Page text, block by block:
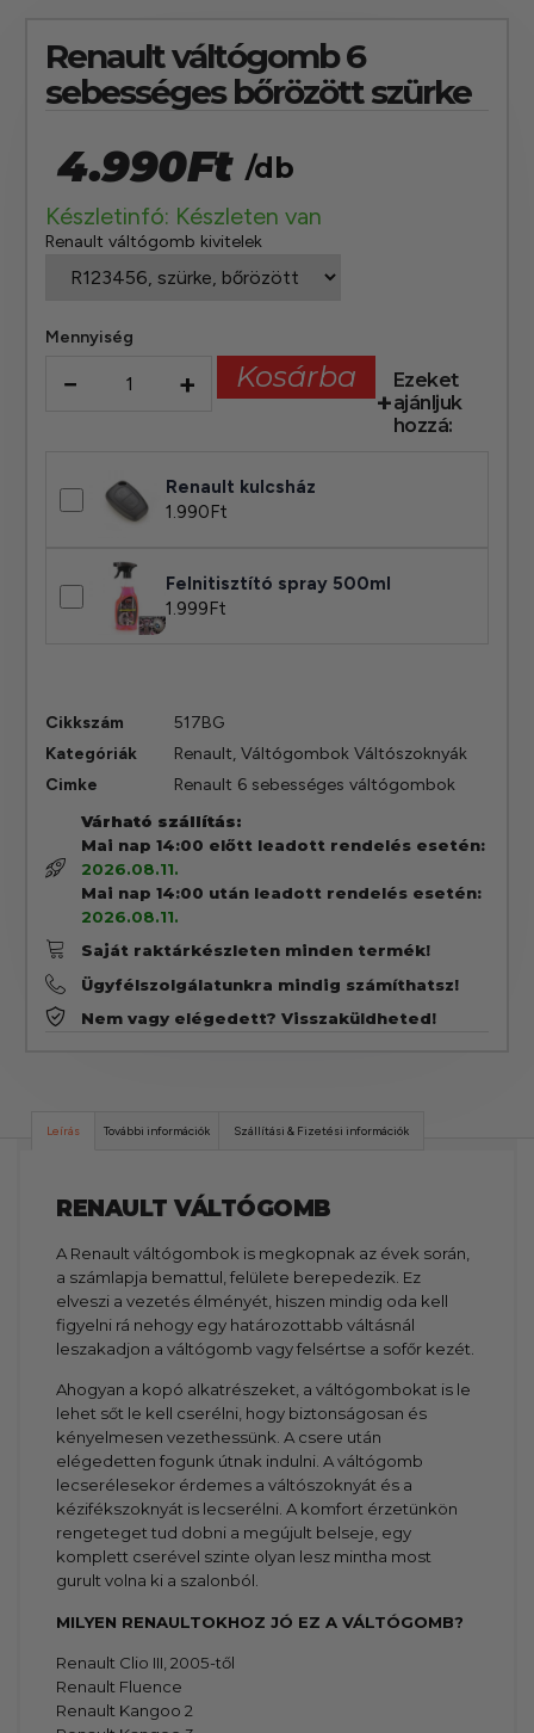
Renault váltógomb 6
sebességes bőrözött szürke
4.990Ft /db
Készletinfó: Készleten van
Renault váltógomb kivitelek
Mennyiség
− + Kosárba
Ezeket
ajánljuk
hozzá:
Renault kulcsház
1.990Ft
Felnitisztító spray 500ml
1.999Ft
Cikkszám
517BG
Kategóriák
Renault,Váltógombok Váltószoknyák
Cimke
Renault 6 sebességes váltógombok
Várható szállítás:
Mai nap 14:00 előtt leadott rendelés esetén:
2026.08.11.
Mai nap 14:00 után leadott rendelés esetén:
2026.08.11.
Saját raktárkészleten minden termék!
Ügyfélszolgálatunkra mindig számíthatsz!
Nem vagy elégedett? Visszaküldheted!
Leírás További információk Szállítási & Fizetési információk
RENAULT VÁLTÓGOMB
A Renault váltógombok is megkopnak az évek során,
a számlapja bemattul, felülete berepedezik. Ez
elveszi a vezetés élményét, hiszen mindig oda kell
figyelni rá nehogy egy határozottabb váltásnál
leszakadjon a váltógomb vagy felsértse a sofőr kezét.
Ahogyan a kopó alkatrészeket, a váltógombokat is le
lehet sőt le kell cserélni, hogy biztonságosan és
kényelmesen vezethessünk. A csere után
elégedetten fogunk útnak indulni. A váltógomb
lecserélesekor érdemes a váltószoknyát és a
kézifékszoknyát is lecserélni. A komfort érzetünkön
rengeteget tud dobni a megújult belseje, egy
komplett cserével szinte olyan lesz mintha most
gurult volna ki a szalonból.
MILYEN RENAULTOKHOZ JÓ EZ A VÁLTÓGOMB?
Renault Clio III, 2005-től
Renault Fluence
Renault Kangoo 2